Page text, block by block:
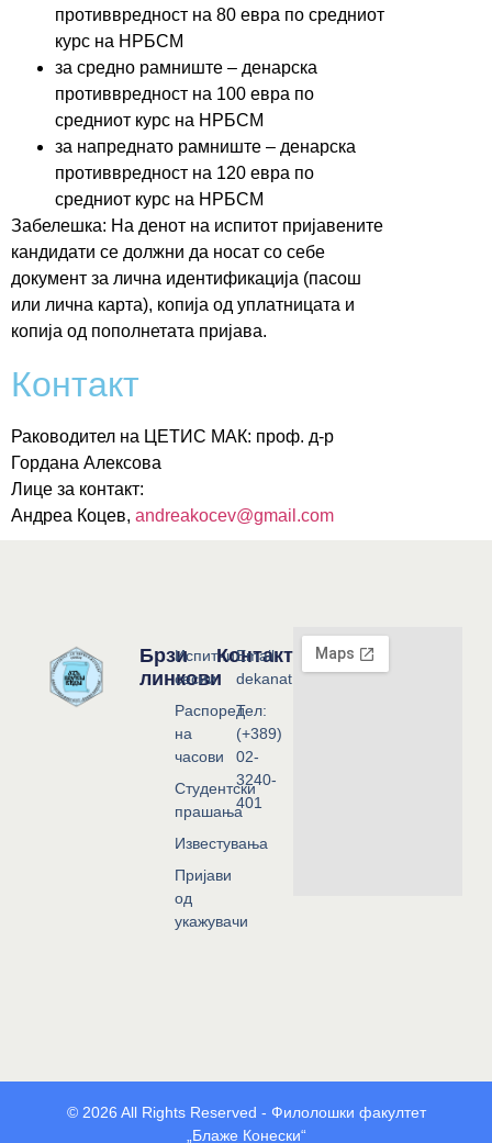
противвредност на 80 евра по средниот
курс на НРБСМ
за средно рамниште – денарска
противвредност на 100 евра по
средниот курс на НРБСМ
за напреднато рамниште – денарска
противвредност на 120 евра по
средниот курс на НРБСМ
Забелешка: На денот на испитот пријавените
кандидати се должни да носат со себе
документ за лична идентификација (пасош
или лична карта), копија од уплатницата и
копија од пополнетата пријава.
Контакт
Раководител на ЦЕТИС МАК: проф. д-р
Гордана Алексова
Лице за контакт:
Андреa Коцев, andreakocev@gmail.com
Брзи
линкови
Испитни
сесии
Распоред
на
часови
Студентски
прашања
Известувања
Пријави
од
укажувачи
Контакт
Email:
dekanat@flf.ukim.edu.mk
Тел:
(+389)
02-
3240-
401
© 2026 All Rights Reserved - Филолошки факултет
„Блаже Конески“